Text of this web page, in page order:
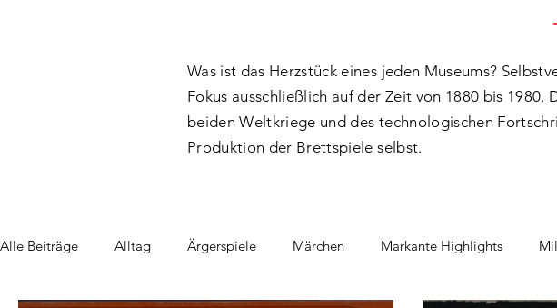
Was ist das Herzstück eines jeden Museums?
Fokus ausschließlich auf der Zeit von 1880 bis
beiden Weltkriege und des technologischen
Produktion der Brettspiele selbst.
Alle Beiträge Alltag Ärgerspiele Märchen Markante Highlights